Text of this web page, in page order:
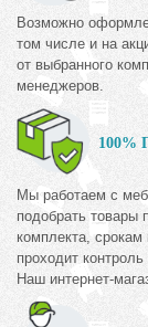
Возможно
том числе и на
от выбранного
менеджеров.
Мы работаем с
подобрать товары
комплекта,
проходит
Наш интернет-